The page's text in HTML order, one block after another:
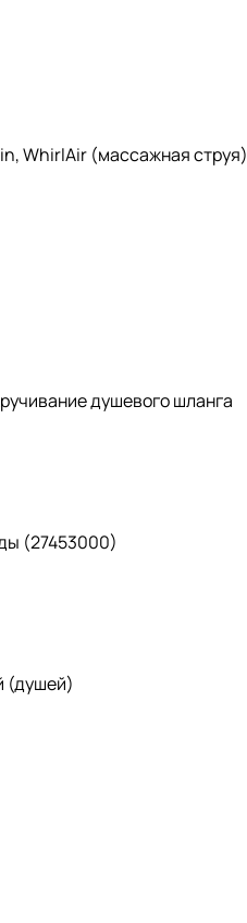
WhirlAir (массажная струя)
душевого шланга
(27453000)
(душей)